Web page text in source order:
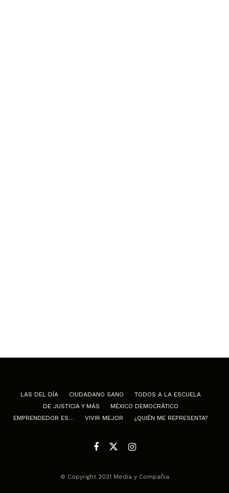
LAS DEL DÍA CIUDADANO SANO
TODOS A LA ESCUELA
DE JUSTICIA Y MÁS
MÉXICO DEMOCRÁTICO
EMPRENDEDOR ES…
VIVIR MEJOR ¿QUIÉN ME REPRESENTA?
© Copyright 2021 Media y Compañia